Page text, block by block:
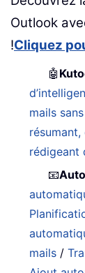
Outlook
!Cliquez
🤖
mails
rédigeant
📧
mails /